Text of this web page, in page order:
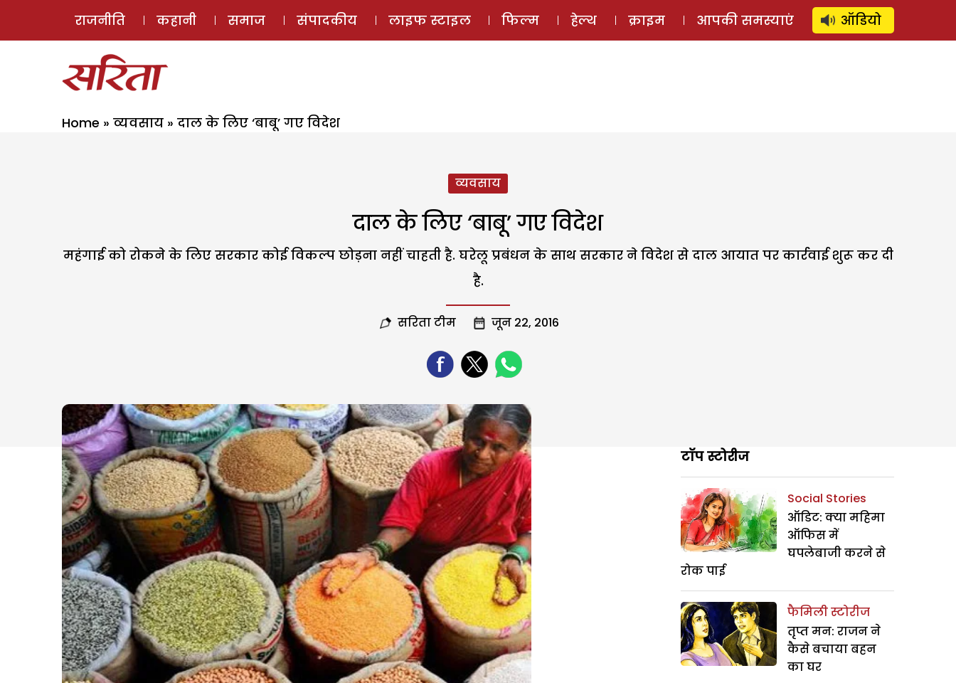
ई-मैगज़ीन ऑडियो स्टोरी लॉग इन ⚲ SUBSCRIBE
राजनीति कहानी समाज संपादकीय लाइफ स्टाइल फिल्म हेल्थ क्राइम आपकी समस्याएं ऑडियो
Home » व्यवसाय » दाल के लिए ‘बाबू’ गए विदेश
व्यवसाय
दाल के लिए ‘बाबू’ गए विदेश
महंगाई को रोकने के लिए सरकार कोई विकल्प छोड़ना नहीं चाहती है. घरेलू प्रबंधन के साथ सरकार ने विदेश से दाल आयात पर कार्रवाई शुरू कर दी
है.
सरिता टीम जून 22, 2016
टॉप स्टोरीज
Social Stories
ऑडिट: क्या महिमा
ऑफिस में
घपलेबाजी करने से
रोक पाई
फैमिली स्टोरीज
तृप्त मन: राजन ने
कैसे बचाया बहन
का घर